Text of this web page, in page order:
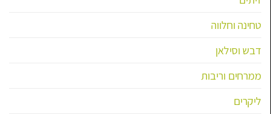
טחינה וחלווה
דבש וסילאן
ממרחים וריבות
ליקרים